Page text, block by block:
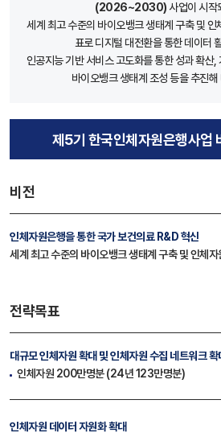
(2026~2030) 사업이 시작
세계 최고 수준의 바이오뱅크 생태계 구축 및
표로 디지털 대전환을 통한 데이터
인공지능 기반 서비스 고도화를 통한 성과 확산
바이오뱅크 생태계 조성 등을 추진
제5기 한국인체자원은행사업
비전
인체자원은행을 통한 국가 보건의료 R&D 혁신
세계 최고 수준의 바이오뱅크 생태계 구축 및 인체
전략목표
대규모 인체자원 확대 및 인체자원 수집 네트워크 확
인체자원 200만명분 (24년 123만명분)
인체자원 데이터 자원화 확대